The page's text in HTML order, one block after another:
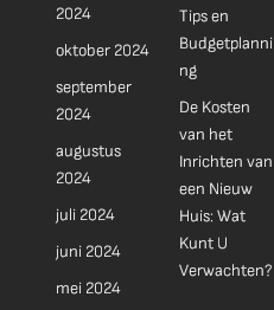
2024
oktober 2024
september
2024
augustus
2024
juli 2024
juni 2024
mei 2024
Tips en
Budgetplanni
ng
De Kosten
van het
Inrichten van
een Nieuw
Huis: Wat
Kunt U
Verwachten?